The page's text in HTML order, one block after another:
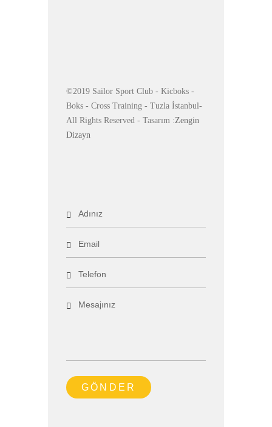
©2019 Sailor Sport Club - Kicboks -
Boks - Cross Training - Tuzla İstanbul-
All Rights Reserved - Tasarım :Zengin
Dizayn